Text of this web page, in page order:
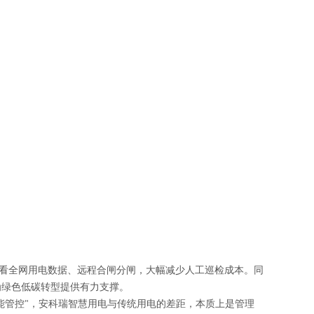
网用电数据、远程合闸分闸，大幅减少人工巡检成本。同
色低碳转型提供有力支撑。
管控"，安科瑞智慧用电与传统用电的差距，本质上是管理